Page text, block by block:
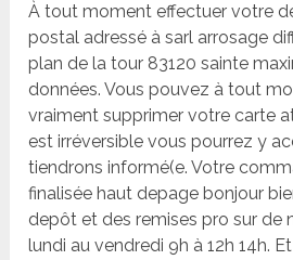
À tout moment effectuer votre
postal adressé à sarl arrosage
plan de la tour 83120 sainte
données. Vous pouvez à tout
vraiment supprimer votre carte
est irréversible vous pourrez y
tiendrons informé(e. Votre
finalisée haut depage bonjour
depôt et des remises pro sur de
lundi au vendredi 9h à 12h 14h.